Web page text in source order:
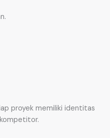
proyek memiliki identitas